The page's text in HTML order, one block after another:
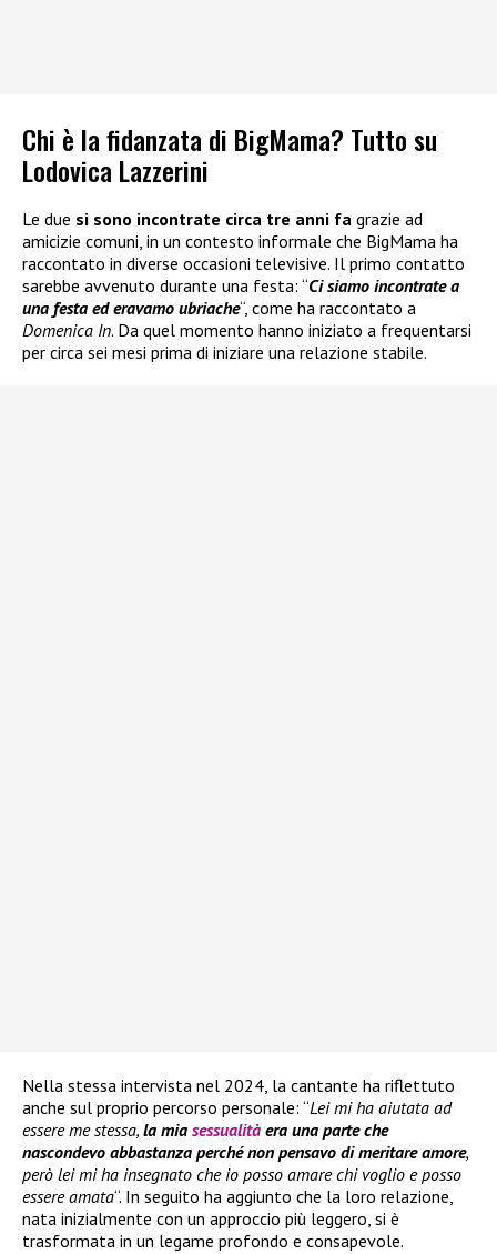
Chi è la fidanzata di BigMama? Tutto su
Lodovica Lazzerini
Le due si sono incontrate circa tre anni fa grazie ad
amicizie comuni, in un contesto informale che BigMama ha
raccontato in diverse occasioni televisive. Il primo contatto
sarebbe avvenuto durante una festa: “Ci siamo incontrate a
una festa ed eravamo ubriache“, come ha raccontato a
Domenica In. Da quel momento hanno iniziato a frequentarsi
per circa sei mesi prima di iniziare una relazione stabile.
Nella stessa intervista nel 2024, la cantante ha riflettuto
anche sul proprio percorso personale: “Lei mi ha aiutata ad
essere me stessa, la mia sessualità era una parte che
nascondevo abbastanza perché non pensavo di meritare amore,
però lei mi ha insegnato che io posso amare chi voglio e posso
essere amata“. In seguito ha aggiunto che la loro relazione,
nata inizialmente con un approccio più leggero, si è
trasformata in un legame profondo e consapevole.